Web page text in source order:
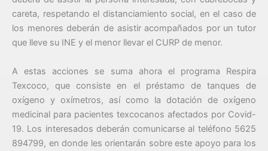
careta, respetando el distanciamiento social, en el caso de
los menores deberán de asistir acompañados por un tutor
que lleve su INE y el menor llevar el CURP de menor.
A estas acciones se suma ahora el programa Respira
Texcoco, que consiste en el préstamo de tanques de
oxígeno y oxímetros, así como la dotación de oxígeno
medicinal para pacientes texcocanos afectados por Covid-
19. Los interesados deberán comunicarse al teléfono 5625
894799, en donde les orientarán sobre este apoyo para los